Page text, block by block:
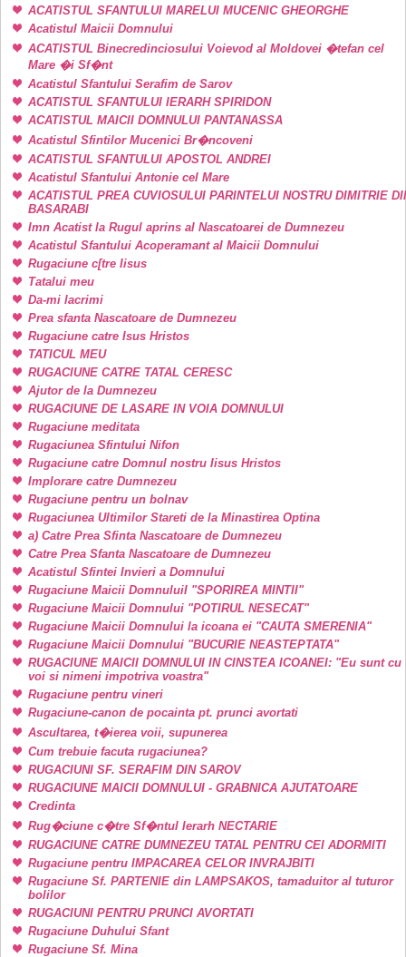
ACATISTUL SFANTULUI MARELUI MUCENIC GHEORGHE
Acatistul Maicii Domnului
ACATISTUL Binecredinciosului Voievod al Moldovei �tefan cel
Mare �i Sf�nt
Acatistul Sfantului Serafim de Sarov
ACATISTUL SFANTULUI IERARH SPIRIDON
ACATISTUL MAICII DOMNULUI PANTANASSA
Acatistul Sfintilor Mucenici Br�ncoveni
ACATISTUL SFANTULUI APOSTOL ANDREI
Acatistul Sfantului Antonie cel Mare
ACATISTUL PREA CUVIOSULUI PARINTELUI NOSTRU DIMITRIE
BASARABI
Imn Acatist la Rugul aprins al Nascatoarei de Dumnezeu
Acatistul Sfantului Acoperamant al Maicii Domnului
Rugaciune c[tre Iisus
Tatalui meu
Da-mi lacrimi
Prea sfanta Nascatoare de Dumnezeu
Rugaciune catre Isus Hristos
TATICUL MEU
RUGACIUNE CATRE TATAL CERESC
Ajutor de la Dumnezeu
RUGACIUNE DE LASARE IN VOIA DOMNULUI
Rugaciune meditata
Rugaciunea Sfintului Nifon
Rugaciune catre Domnul nostru Iisus Hristos
Implorare catre Dumnezeu
Rugaciune pentru un bolnav
Rugaciunea Ultimilor Stareti de la Minastirea Optina
a) Catre Prea Sfinta Nascatoare de Dumnezeu
Catre Prea Sfanta Nascatoare de Dumnezeu
Acatistul Sfintei Invieri a Domnului
Rugaciune Maicii DomnuluiI "SPORIREA MINTII"
Rugaciune Maicii Domnului "POTIRUL NESECAT"
Rugaciune Maicii Domnului la icoana ei "CAUTA SMERENIA"
Rugaciune Maicii Domnului "BUCURIE NEASTEPTATA"
RUGACIUNE MAICII DOMNULUI IN CINSTEA ICOANEI: "Eu sunt cu
voi si nimeni impotriva voastra"
Rugaciune pentru vineri
Rugaciune-canon de pocainta pt. prunci avortati
Ascultarea, t�ierea voii, supunerea
Cum trebuie facuta rugaciunea?
RUGACIUNI SF. SERAFIM DIN SAROV
RUGACIUNE MAICII DOMNULUI - GRABNICA AJUTATOARE
Credinta
Rug�ciune c�tre Sf�ntul Ierarh NECTARIE
RUGACIUNE CATRE DUMNEZEU TATAL PENTRU CEI ADORMITI
Rugaciune pentru IMPACAREA CELOR INVRAJBITI
Rugaciune Sf. PARTENIE din LAMPSAKOS, tamaduitor al tuturor
bolilor
RUGACIUNI PENTRU PRUNCI AVORTATI
Rugaciune Duhului Sfant
Rugaciune Sf. Mina